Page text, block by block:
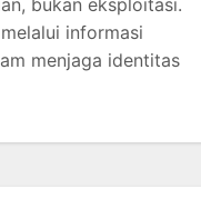
informasi
menjaga identitas